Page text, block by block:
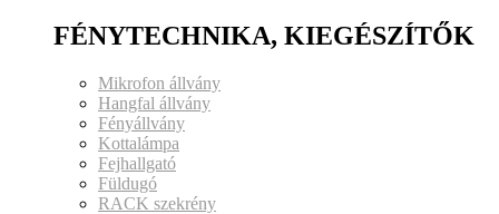
FÉNYTECHNIKA, KIEGÉSZÍTŐK
Mikrofon állvány
Hangfal állvány
Fényállvány
Kottalámpa
Fejhallgató
Füldugó
RACK szekrény